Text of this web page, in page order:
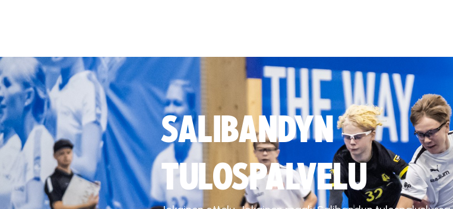
SALIBANDYN
TULOSPALVELU